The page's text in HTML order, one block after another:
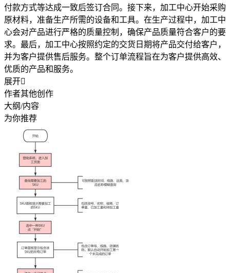
付款方式等达成一致后签订合同。接下来，加工中心开始采购
原材料，准备生产所需的设备和工具。在生产过程中，加工中
心会对产品进行严格的质量控制，确保产品质量符合客户的要
求。最后，加工中心按照约定的交货日期将产品交付给客户，
并为客户提供售后服务。整个订单流程旨在为客户提供高效、
优质的产品和服务。
展开
作者其他创作
大纲/内容
为你推荐